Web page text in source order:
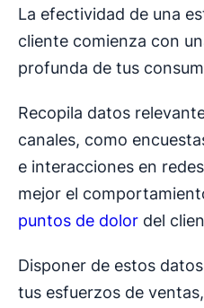
La efectividad de una
cliente comienza con
profunda de tus
Recopila datos
canales, como
e interacciones en
mejor el
puntos de dolor del
Disponer de estos
tus esfuerzos de ventas,